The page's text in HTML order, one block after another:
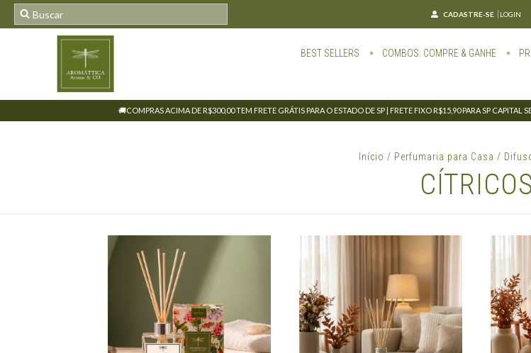
CADASTRE-SE LOGIN
BEST SELLERS COMBOS: COMPRE & GANHE
🚚COMPRAS ACIMA DE R$300,00 TEM FRETE GRÁTIS PARA O ESTADO DE SP | FRETE FIXO R$15,90 PARA SP
Início / Perfumaria para Casa /
CÍTRICOS